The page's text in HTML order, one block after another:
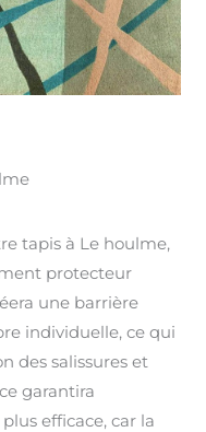
tapis à Le houlme,
protecteur
une barrière
individuelle, ce qui
des salissures et
garantira
efficace, car la